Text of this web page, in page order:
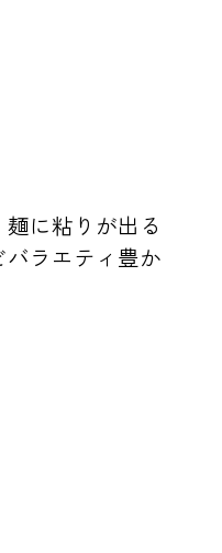
に粘りが出る
ラエティ豊か